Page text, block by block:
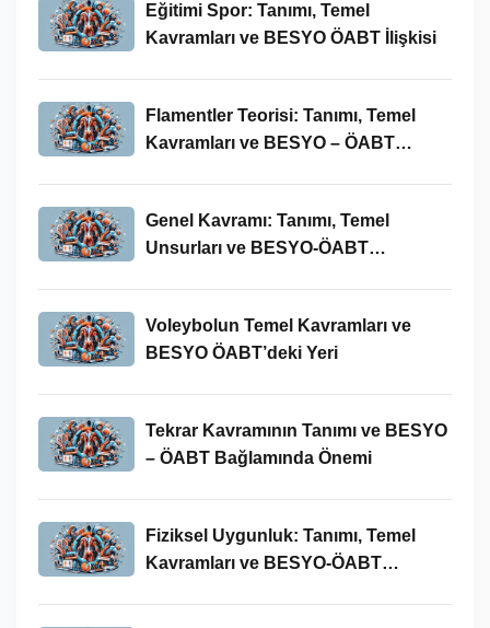
Eğitimi Spor: Tanımı, Temel
Kavramları ve BESYO ÖABT İlişkisi
Flamentler Teorisi: Tanımı, Temel
Kavramları ve BESYO – ÖABT
Genel Kavramı: Tanımı, Temel
Unsurları ve BESYO-ÖABT
Voleybolun Temel Kavramları ve
BESYO ÖABT’deki Yeri
Tekrar Kavramının Tanımı ve BESYO
– ÖABT Bağlamında Önemi
Fiziksel Uygunluk: Tanımı, Temel
Kavramları ve BESYO-ÖABT